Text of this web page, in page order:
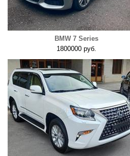
BMW 7 Series
1800000 руб.